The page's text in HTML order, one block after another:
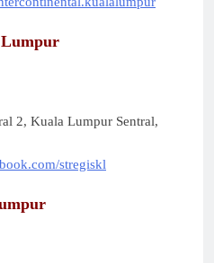
Lumpur
2, Kuala Lumpur Sentral,
stregiskl